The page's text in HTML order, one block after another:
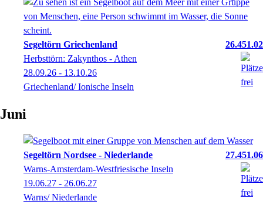
Segeltörn Griechenland
26.451.02
Herbsttörn: Zakynthos - Athen
28.09.26 - 13.10.26
Griechenland/ Ionische Inseln
Juni
Segeltörn Nordsee - Niederlande
27.451.06
Warns-Amsterdam-Westfriesische Inseln
19.06.27 - 26.06.27
Warns/ Niederlande